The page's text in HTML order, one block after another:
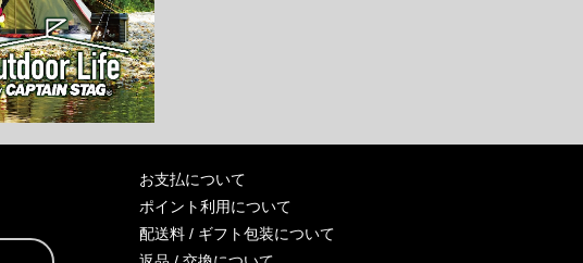
お支払について
ポイント利用について
配送料 / ギフト包装について